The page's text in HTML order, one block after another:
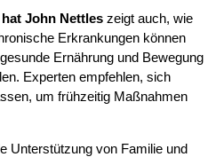
John Nettles zeigt auch, wie
Erkrankungen können
Ernährung und Bewegung
Experten empfehlen, sich
um frühzeitig Maßnahmen
Unterstützung von Familie und